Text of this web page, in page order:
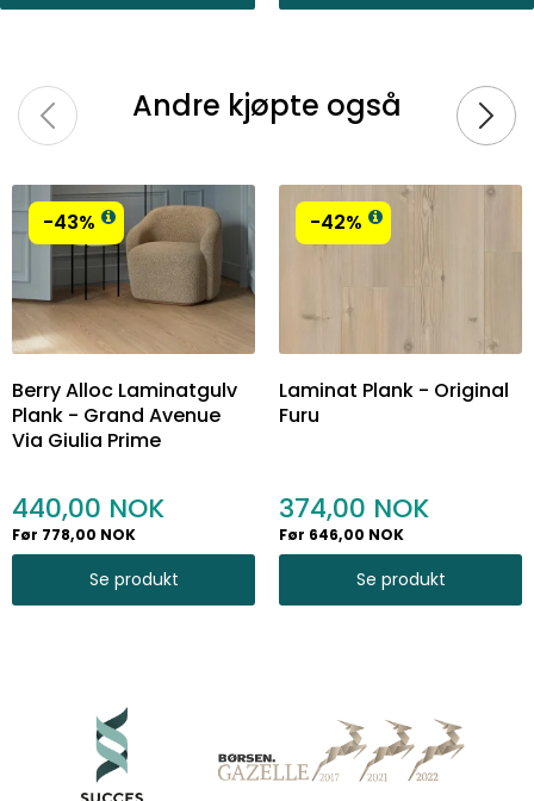
Andre kjøpte også
-43%
Berry Alloc Laminatgulv
Plank - Grand Avenue
Via Giulia Prime
440,00
Før 778,00 NOK
Se produkt
-42%
Laminat Plank - Original
Furu
374,00
Før 646,00 NOK
Se produkt